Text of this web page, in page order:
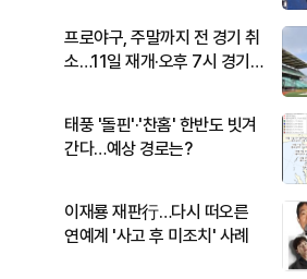
프로야구, 주말까지 전 경기 취
소…11일 재개·오후 7시 경기
태풍 '돌핀'·'찬홈' 한반도 빗겨
간다…예상 경로는?
이재룡 재판行…다시 떠오른
연예계 '사고 후 미조치' 사례